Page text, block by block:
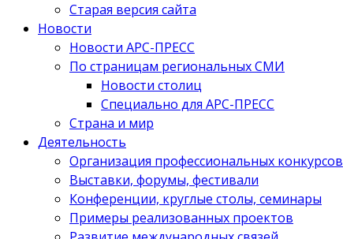
Старая версия сайта
Новости
Новости АРС-ПРЕСС
По страницам региональных СМИ
Новости столиц
Специально для АРС-ПРЕСС
Страна и мир
Деятельность
Организация профессиональных конкурсов
Выставки, форумы, фестивали
Конференции, круглые столы, семинары
Примеры реализованных проектов